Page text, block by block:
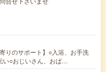
りのサポート】○入浴、お手洗
い○おじいさん、おば…